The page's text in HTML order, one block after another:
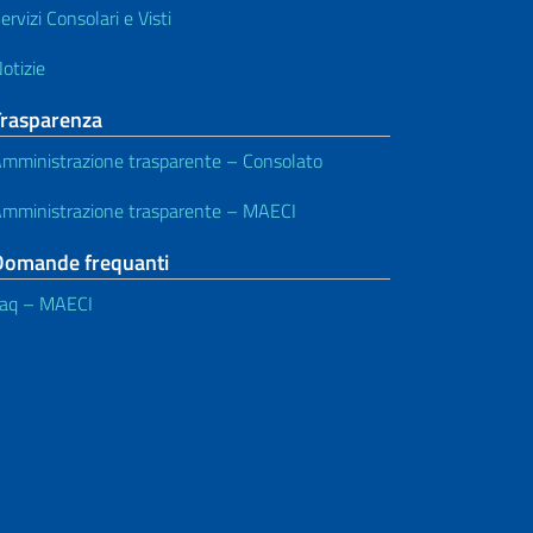
Consolari e Visti
trasparente – Consolato
trasparente – MAECI
frequanti
– MAECI